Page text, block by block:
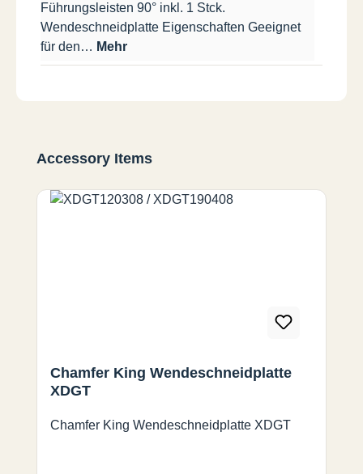
Führungsleisten 90° inkl. 1 Stck.
Wendeschneidplatte Eigenschaften Geeignet
für den… Mehr
Produktgalerie überspringen
Accessory Items
Chamfer King Wendeschneidplatte
XDGT
Chamfer King Wendeschneidplatte XDGT